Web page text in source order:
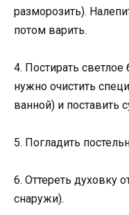
разморозить).
потом варить.
4. Постирать
нужно очистить
ванной) и поставить
5. Погладить
6. Оттереть духовку
снаружи).